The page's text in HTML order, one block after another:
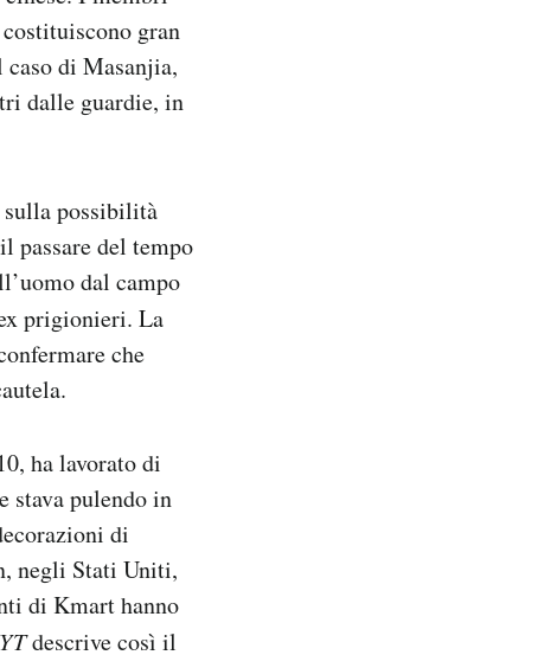
gran
caso di Masanjia,
dalle guardie, in
sulla possibilità
passare del tempo
dal campo
prigionieri. La
che
ha lavorato di
stava pulendo in
di
negli Stati Uniti,
di Kmart hanno
descrive così il